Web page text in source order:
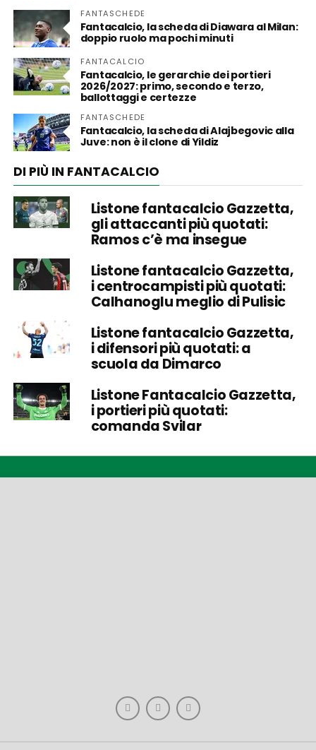
FANTASCHEDE
Fantacalcio, la scheda di Diawara al Milan:
doppio ruolo ma pochi minuti
FANTACALCIO
Fantacalcio, le gerarchie dei portieri
2026/2027: primo, secondo e terzo,
ballottaggi e certezze
FANTASCHEDE
Fantacalcio, la scheda di Alajbegovic alla
Juve: non è il clone di Yildiz
DI PIÙ IN FANTACALCIO
Listone fantacalcio Gazzetta,
gli attaccanti più quotati:
Ramos c’è ma insegue
Listone fantacalcio Gazzetta,
i centrocampisti più quotati:
Calhanoglu meglio di Pulisic
Listone fantacalcio Gazzetta,
i difensori più quotati: a
scuola da Dimarco
Listone Fantacalcio Gazzetta,
i portieri più quotati:
comanda Svilar